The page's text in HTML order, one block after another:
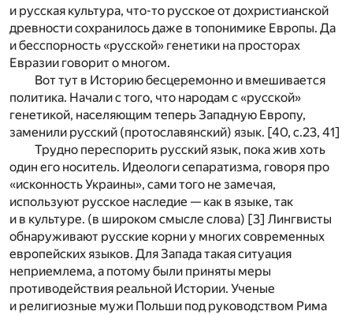
и русская культура, что-то русское от дохристианской
древности сохранилось даже в топонимике Европы. Да
и бесспорность «русской» генетики на просторах
Евразии говорит о многом.
Вот тут в Историю бесцеремонно и вмешивается
политика. Начали с того, что народам с «русской»
генетикой, населяющим теперь Западную Европу,
заменили русский (протославянский) язык. [40, с.23, 41]
Трудно переспорить русский язык, пока жив хоть
один его носитель. Идеологи сепаратизма, говоря про
«исконность Украины», сами того не замечая,
используют русское наследие — как в языке, так
и в культуре. (в широком смысле слова) [3] Лингвисты
обнаруживают русские корни у многих современных
европейских языков. Для Запада такая ситуация
неприемлема, а потому были приняты меры
противодействия реальной Истории. Ученые
и религиозные мужи Польши под руководством Рима